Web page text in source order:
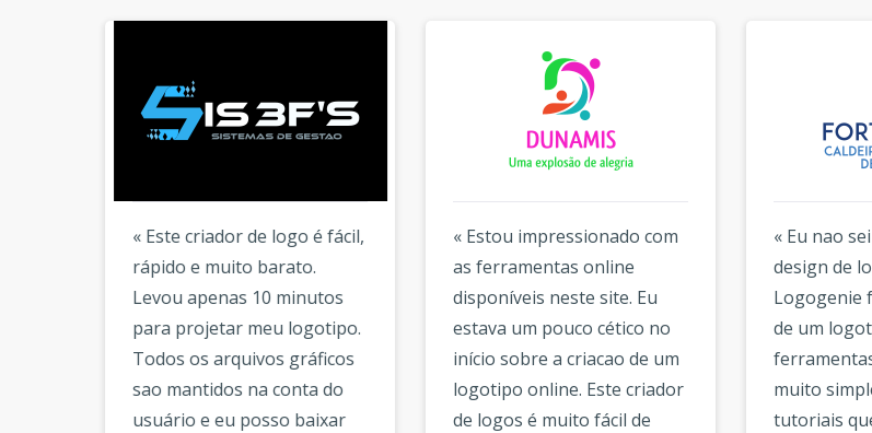
« Este criador de logo é fácil,
rápido e muito barato.
Levou apenas 10 minutos
para projetar meu logotipo.
Todos os arquivos gráficos
sao mantidos na conta do
usuário e eu posso baixar
« Estou impressionado com
as ferramentas online
disponíveis neste site. Eu
estava um pouco cético no
início sobre a criacao de um
logotipo online. Este criador
de logos é muito fácil de
« Eu nao
design de
Logogenie
de um
muito
tutoriais